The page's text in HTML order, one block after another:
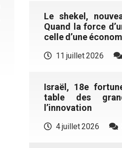
Le shekel,
Quand la force
celle d’une
11 juillet 2026
Israël, 18e
table des
l’innovation
4 juillet 2026